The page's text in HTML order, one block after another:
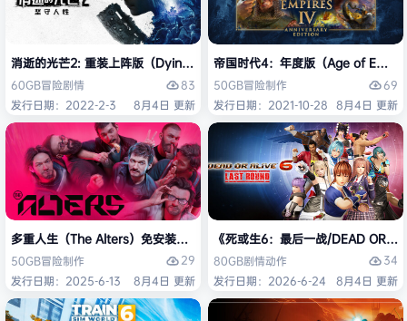
消逝的光芒2: 重装上阵版（Dying Light 2 Stay Human: Reloaded
60GB冒险剧情
83
发行日期：2022-2-3
8月4日 更新
帝国时代4：年度版（Age of
50GB冒险制作
69
发行日期：2021-10-28 8月4日 更新
多重人生（The Alters）免安装中文版
50GB冒险制作
29
发行日期：2025-6-13
8月4日 更新
《死或生6：最后一战/DEAD OR
80GB剧情动作
34
发行日期：2026-6-24
8月4日 更新